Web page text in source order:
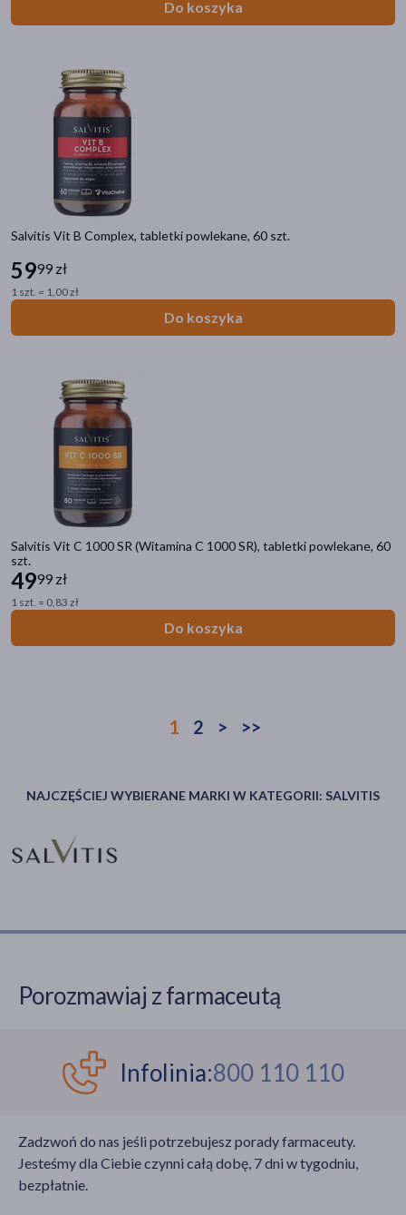
Do koszyka
Salvitis Vit B Complex, tabletki powlekane, 60 szt.
5999 zł
1 szt. = 1,00 zł
Do koszyka
Salvitis Vit C 1000 SR (Witamina C 1000 SR), tabletki powlekane, 60
szt.
4999 zł
1 szt. = 0,83 zł
Do koszyka
1 2 > >>
NAJCZĘŚCIEJ WYBIERANE MARKI W KATEGORII: SALVITIS
Porozmawiaj z farmaceutą
Infolinia:800 110 110
Zadzwoń do nas jeśli potrzebujesz porady farmaceuty.
Jesteśmy dla Ciebie czynni całą dobę, 7 dni w tygodniu,
bezpłatnie.